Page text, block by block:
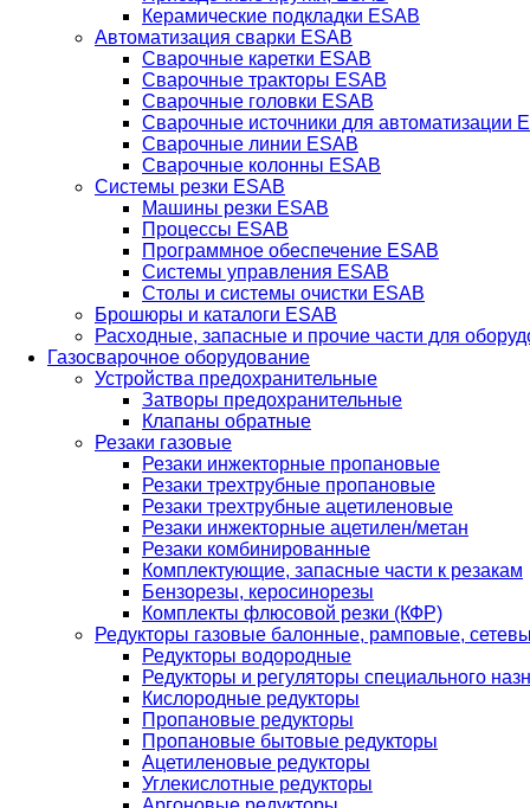
Керамические подкладки ESAB
Автоматизация сварки ESAB
Сварочные каретки ESAB
Сварочные тракторы ESAB
Сварочные головки ESAB
Сварочные источники для автоматизации
Сварочные линии ESAB
Сварочные колонны ESAB
Системы резки ESAB
Машины резки ESAB
Процессы ESAB
Программное обеспечение ESAB
Системы управления ESAB
Столы и системы очистки ESAB
Брошюры и каталоги ESAB
Расходные, запасные и прочие части для
Газосварочное оборудование
Устройства предохранительные
Затворы предохранительные
Клапаны обратные
Резаки газовые
Резаки инжекторные пропановые
Резаки трехтрубные пропановые
Резаки трехтрубные ацетиленовые
Резаки инжекторные ацетилен/метан
Резаки комбинированные
Комплектующие, запасные части к резакам
Бензорезы, керосинорезы
Комплекты флюсовой резки (КФР)
Редукторы газовые балонные, рамповые,
Редукторы водородные
Редукторы и регуляторы специального
Кислородные редукторы
Пропановые редукторы
Пропановые бытовые редукторы
Ацетиленовые редукторы
Углекислотные редукторы